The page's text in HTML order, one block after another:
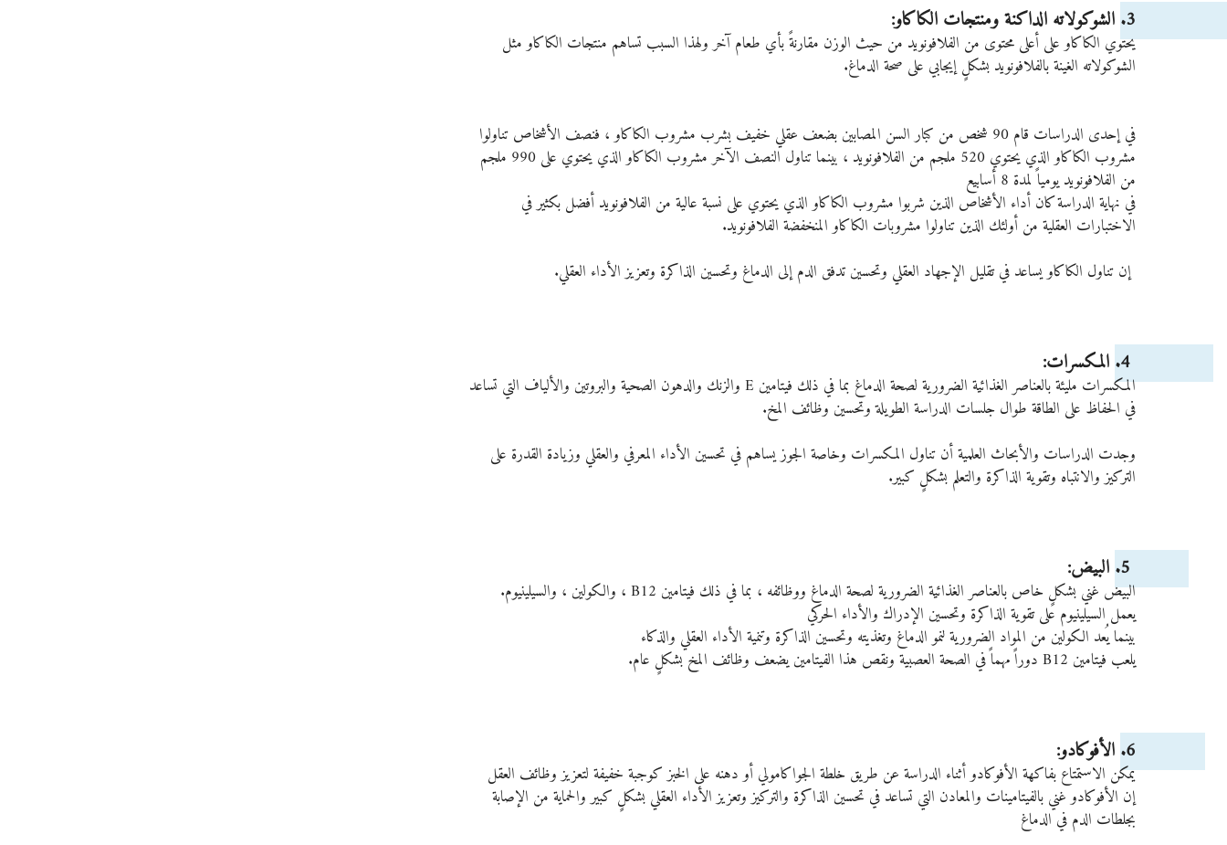
3. الشوكولاته الداكنة ومنتجات الكاكاو:
يحتوي الكاكاو على أعلى محتوى من الفلافونويد من حيث الوزن مقارنةً بأي طعام آخر ولهذا السبب تساهم منتجات الكاكاو مثل
الشوكولاته الغينة بالفلافونويد بشكلٍ إيجابي على صحة الدماغ.
في إحدى الدراسات قام 90 شخص من كبار السن المصابين بضعف عقلي خفيف بشرب مشروب الكاكاو ، فنصف الأشخاص تناولوا
مشروب الكاكاو الذي يحتوي 520 ملجم من الفلافونويد ، بينما تناول النصف الآخر مشروب الكاكاو الذي يحتوي على 990 ملجم
من الفلافونويد يومياً لمدة 8 أسابيع
في نهاية الدراسة كان أداء الأشخاص الذين شربوا مشروب الكاكاو الذي يحتوي على نسبة عالية من الفلافونويد أفضل بكثير في
الاختبارات العقلية من أولئك الذين تناولوا مشروبات الكاكاو المنخفضة الفلافونويد.
إن تناول الكاكاو يساعد في تقليل الإجهاد العقلي وتحسين تدفق الدم إلى الدماغ وتحسين الذاكرة وتعزيز الأداء العقلي.
المكسرات مليئة بالعناصر الغذائية الضرورية لصحة الدماغ بما في ذلك فيتامين E والزنك والدهون الصحية والبروتين والألياف التي تساعد
في الحفاظ على الطاقة طوال جلسات الدراسة الطويلة وتحسين وظائف المخ.
وجدت الدراسات والأبحاث العلمية أن تناول المكسرات وخاصة الجوز يساهم في تحسين الأداء المعرفي والعقلي وزيادة القدرة على
التركيز والانتباه وتقوية الذاكرة والتعلم بشكلٍ كبير.
البيض غني بشكلٍ خاص بالعناصر الغذائية الضرورية لصحة الدماغ ووظائفه ، بما في ذلك فيتامين B12 ، والكولين ، والسيلينيوم.
يعمل السيلينيوم على تقوية الذاكرة وتحسين الإدراك والأداء الحركي
بينما يُعد الكولين من المواد الضرورية لنمو الدماغ وتغذيته وتحسين الذاكرة وتنمية الأداء العقلي والذكاء
يلعب فيتامين B12 دوراً مهماً في الصحة العصبية ونقص هذا الفيتامين يضعف وظائف المخ بشكلٍ عام.
6. الأفوكادو:
يمكن الاستمتاع بفاكهة الأفوكادو أثناء الدراسة عن طريق خلطة الجواكامولي أو دهنه على الخبز كوجبة خفيفة لتعزيز وظائف العقل
إن الأفوكادو غني بالفيتامينات والمعادن التي تساعد في تحسين الذاكرة والتركيز وتعزيز الأداء العقلي بشكلٍ كبير والحماية من الإصابة
بجلطات الدم في الدماغ